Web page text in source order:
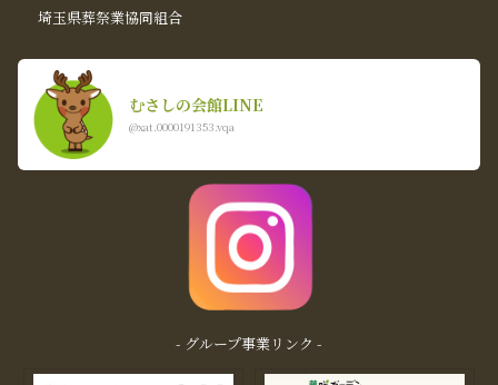
埼玉県葬祭業協同組合
むさしの会館LINE
@xat.0000191353.vqa
- グループ事業リンク -